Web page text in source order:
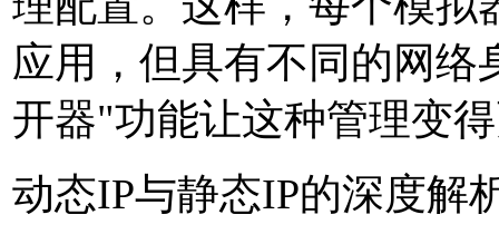
应用，但具有不同的网
开器"功能让这种管理变
动态IP与静态IP的深度解